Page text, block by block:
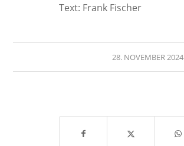
Text: Frank Fischer
28. NOVEMBER 2024
/